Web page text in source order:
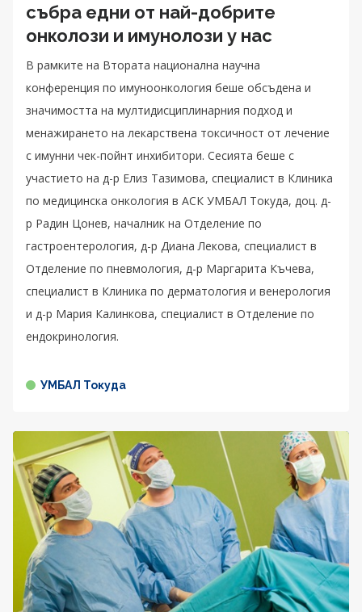
събра едни от най-добрите
онколози и имунолози у нас
В рамките на Втората национална научна
конференция по имуноонкология беше обсъдена и
значимостта на мултидисциплинарния подход и
менажирането на лекарствена токсичност от лечение
с имунни чек-пойнт инхибитори. Сесията беше с
участието на д-р Елиз Тазимова, специалист в Клиника
по медицинска онкология в АСК УМБАЛ Токуда, доц. д-
р Радин Цонев, началник на Отделение по
гастроентерология, д-р Диана Лекова, специалист в
Отделение по пневмология, д-р Маргарита Къчева,
специалист в Клиника по дерматология и венерология
и д-р Мария Калинкова, специалист в Отделение по
ендокринология.
УМБАЛ Токуда